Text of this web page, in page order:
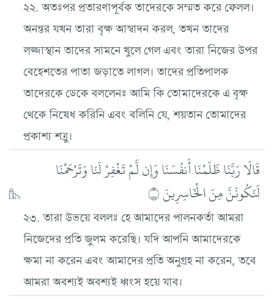
২২. অতঃপর প্রতারণাপূর্বক তাদেরকে সম্মত করে ফেলল।
অনন্তর যখন তারা বৃক্ষ আস্বাদন করল, তখন তাদের
লজ্জাস্থান তাদের সামনে খুলে গেল এবং তারা নিজের উপর
বেহেশতের পাতা জড়াতে লাগল। তাদের প্রতিপালক
তাদেরকে ডেকে বললেনঃ আমি কি তোমাদেরকে এ বৃক্ষ
থেকে নিষেধ করিনি এবং বলিনি যে, শয়তান তোমাদের
প্রকাশ্য শত্রু।
قَالَا رَبَّنَا ظَلَمْنَا أَنفُسَنَا وَإِن لَّمْ تَغْفِرْ لَنَا وَتَرْحَمْنَا
لَنَكُونَنَّ مِنَ الْخَاسِرِينَ ۝
২৩. তারা উভয়ে বললঃ হে আমাদের পালনকর্তা আমরা
নিজেদের প্রতি জুলম করেছি। যদি আপনি আমাদেরকে
ক্ষমা না করেন এবং আমাদের প্রতি অনুগ্রহ না করেন, তবে
আমরা অবশ্যই অবশ্যই ধ্বংস হয়ে যাব।